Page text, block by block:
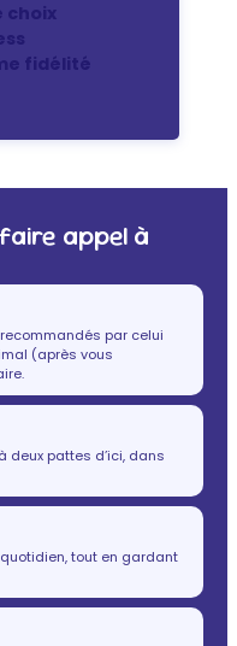
choix
fidélité
appel à
par celui
(après vous
deux pattes d’ici, dans
tout en gardant